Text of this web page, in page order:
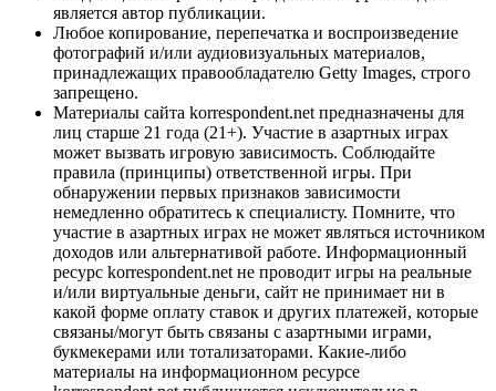
является автор публикации.
Любое копирование, перепечатка и воспроизведение
фотографий и/или аудиовизуальных материалов,
принадлежащих правообладателю Getty Images, строго
запрещено.
Материалы сайта korrespondent.net предназначены для
лиц старше 21 года (21+). Участие в азартных играх
может вызвать игровую зависимость. Соблюдайте
правила (принципы) ответственной игры. При
обнаружении первых признаков зависимости
немедленно обратитесь к специалисту. Помните, что
участие в азартных играх не может являться источником
доходов или альтернативой работе. Информационный
ресурс korrespondent.net не проводит игры на реальные
и/или виртуальные деньги, сайт не принимает ни в
какой форме оплату ставок и других платежей, которые
связаны/могут быть связаны с азартными играми,
букмекерами или тотализаторами. Какие-либо
материалы на информационном ресурсе